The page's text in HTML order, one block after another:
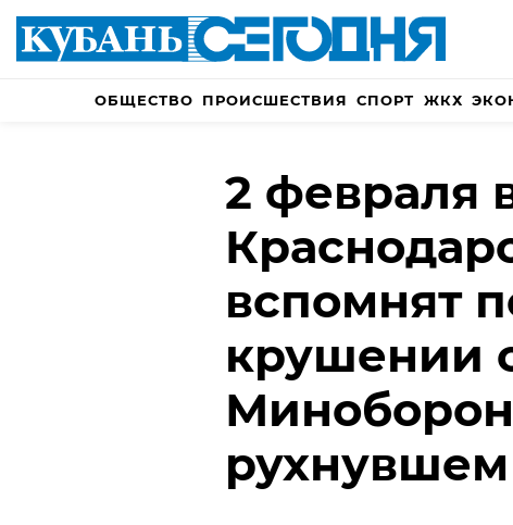
ОБЩЕСТВО ПРОИСШЕСТВИЯ СПОРТ ЖКХ
2 февраля
вспомнят
крушении